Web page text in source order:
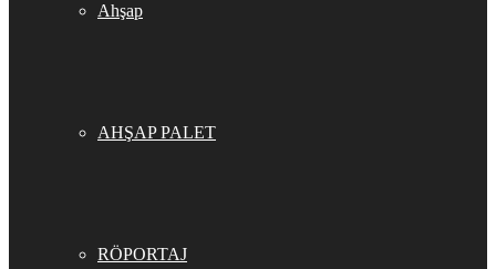
Ahşap
AHŞAP PALET
RÖPORTAJ